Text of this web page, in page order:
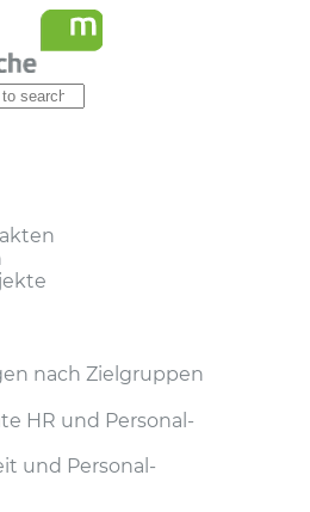
nach Zielgruppen
HR und Personal­
und Personal­